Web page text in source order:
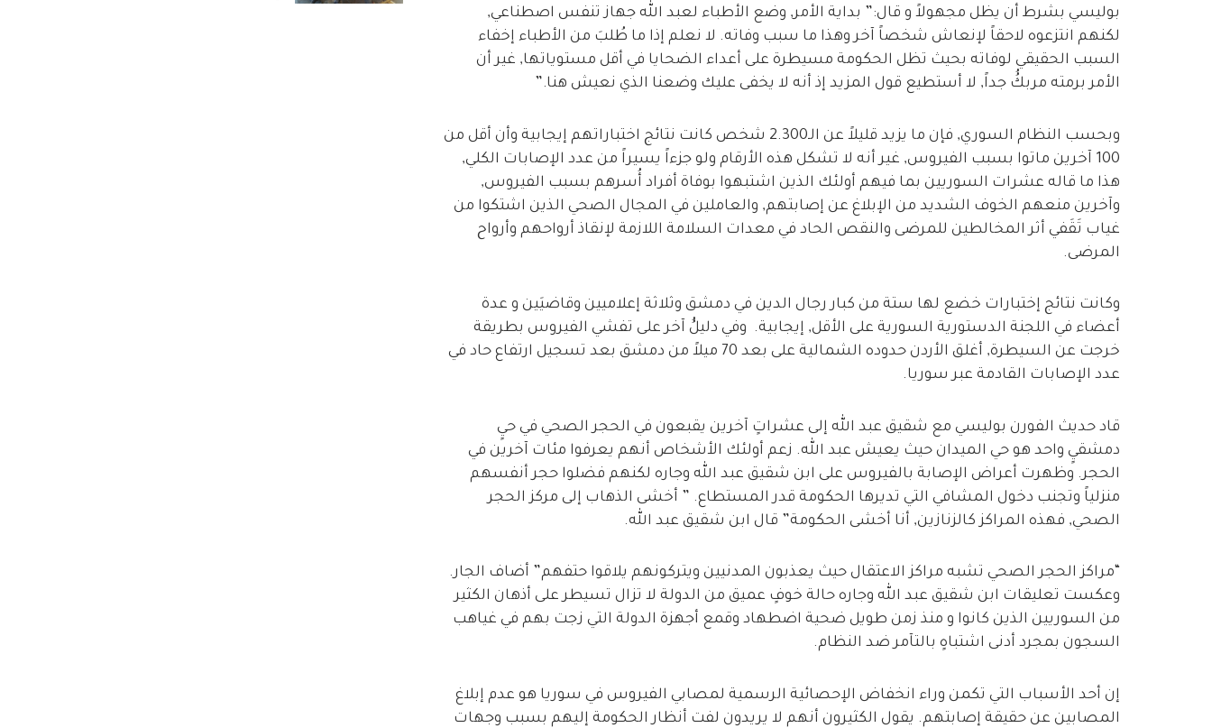
بوليسي بشرط أن يظل مجهولاً و قال:” بداية الأمر, وضع الأطباء لعبد الله جهاز تنفس اصطناعي,
لكنهم انتزعوه لاحقاً لإنعاش شخصاً آخر وهذا ما سبب وفاته. لا نعلم إذا ما طُلبَ من الأطباء إخفاء
السبب الحقيقي لوفاته بحيث تظل الحكومة مسيطرة على أعداء الضحايا في أقل مستوياتها, غير أن
الأمر برمته مربكُُ جداً, لا أستطيع قول المزيد إذ أنه لا يخفى عليك وضعنا الذي نعيش هنا.”
وبحسب النظام السوري, فإن ما يزيد قليلاً عن الـ2.300 شخص كانت نتائج اختباراتهم إيجابية وأن أقل من
100 آخرين ماتوا بسبب الفيروس, غير أنه لا تشكل هذه الأرقام ولو جزءاً يسيراً من عدد الإصابات الكلي,
هذا ما قاله عشرات السوريين بما فيهم أولئك الذين اشتبهوا بوفاة أفراد أُسرهم بسبب الفيروس,
وآخرين منعهم الخوف الشديد من الإبلاغ عن إصابتهم, والعاملين في المجال الصحي الذين اشتكوا من
غياب تَقَفي أثر المخالطين للمرضى والنقص الحاد في معدات السلامة اللازمة لإنقاذ أرواحهم وأرواح
المرضى.
وكانت نتائج إختبارات خضع لها ستة من كبار رجال الدين في دمشق وثلاثة إعلاميين وقاضيَين و عدة
أعضاء في اللجنة الدستورية السورية على الأقل, إيجابية. وفي دليلُُ آخر على تفشي الفيروس بطريقة
خرجت عن السيطرة, أغلق الأردن حدوده الشمالية على بعد 70 ميلاً من دمشق بعد تسجيل ارتفاع حاد في
عدد الإصابات القادمة عبر سوريا.
قاد حديث الفورن بوليسي مع شقيق عبد الله إلى عشراتٍ آخرين يقبعون في الحجر الصحي في حيٍ
دمشقيٍ واحد هو حي الميدان حيث يعيش عبد الله. زعم أولئك الأشخاص أنهم يعرفوا مئات آخرين في
الحجر. وظهرت أعراض الإصابة بالفيروس على ابن شقيق عبد الله وجاره لكنهم فضلوا حجر أنفسهم
منزلياً وتجنب دخول المشافي التي تديرها الحكومة قدر المستطاع. ” أخشى الذهاب إلى مركز الحجر
الصحي, فهذه المراكز كالزنازين, أنا أخشى الحكومة” قال ابن شقيق عبد الله.
“مراكز الحجر الصحي تشبه مراكز الاعتقال حيث يعذبون المدنيين ويتركونهم يلاقوا حتفهم” أضاف الجار.
وعكست تعليقات ابن شقيق عبد الله وجاره حالة خوفٍ عميق من الدولة لا تزال تسيطر على أذهان الكثير
من السوريين الذين كانوا و منذ زمن طويل ضحية اضطهاد وقمع أجهزة الدولة التي زجت بهم في غياهب
السجون بمجرد أدنى اشتباهٍ بالتآمر ضد النظام.
إن أحد الأسباب التي تكمن وراء انخفاض الإحصائية الرسمية لمصابي الفيروس في سوريا هو عدم إبلاغ
المصابين عن حقيقة إصابتهم. يقول الكثيرون أنهم لا يريدون لفت أنظار الحكومة إليهم بسبب وجهات